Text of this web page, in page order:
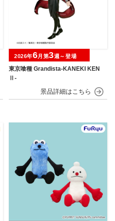
東京喰種 Grandista-KANEKI KEN
Ⅱ-
2026年6月第3週～登場